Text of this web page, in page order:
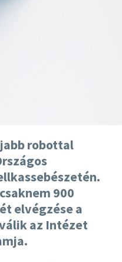
robottal
900
elvégzése a
az Intézet